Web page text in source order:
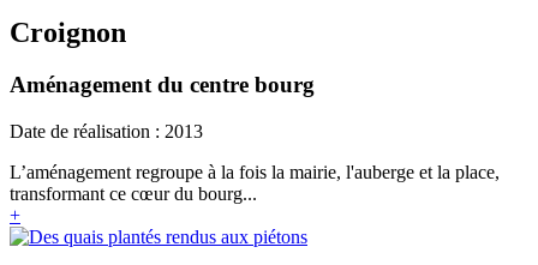
Croignon
Aménagement du centre bourg
Date de réalisation : 2013
L’aménagement regroupe à la fois la mairie, l'auberge et la place,
transformant ce cœur du bourg...
+